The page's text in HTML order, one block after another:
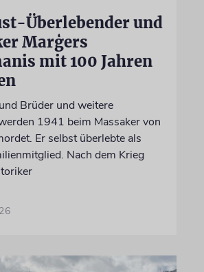
Überlebender und
Marģers
mit 100 Jahren
Brüder und weitere
1941 beim Massaker von
Er selbst überlebte als
Nach dem Krieg